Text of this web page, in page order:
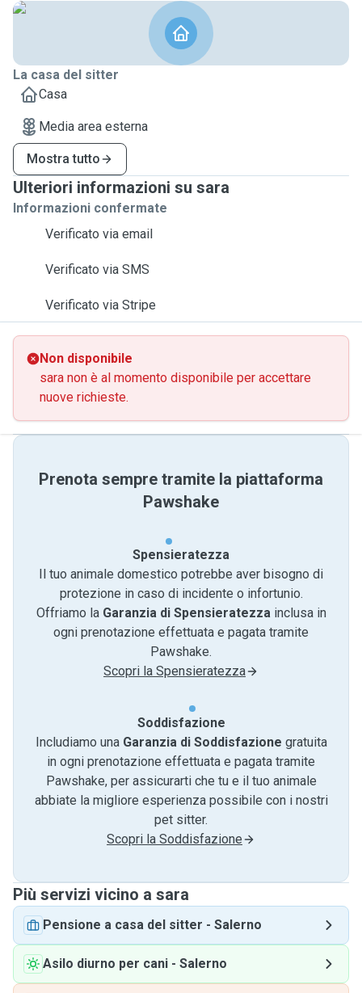
La casa del sitter
Casa
Media area esterna
Mostra tutto
Ulteriori informazioni su sara
Informazioni confermate
Verificato via email
Verificato via SMS
Verificato via Stripe
Non disponibile
sara non è al momento disponibile per accettare
nuove richieste.
Prenota sempre tramite la piattaforma
Pawshake
Spensieratezza
Il tuo animale domestico potrebbe aver bisogno di
protezione in caso di incidente o infortunio.
Offriamo la Garanzia di Spensieratezzainclusa in
ogni prenotazione effettuata e pagata tramite
Pawshake.
Scopri la Spensieratezza
Soddisfazione
Includiamo una Garanzia di Soddisfazione gratuita
in ogni prenotazione effettuata e pagata tramite
Pawshake, per assicurarti che tu e il tuo animale
abbiate la migliore esperienza possibile con i nostri
pet sitter.
Scopri la Soddisfazione
Più servizi vicino a sara
Pensione a casa del sitter - Salerno
Asilo diurno per cani - Salerno